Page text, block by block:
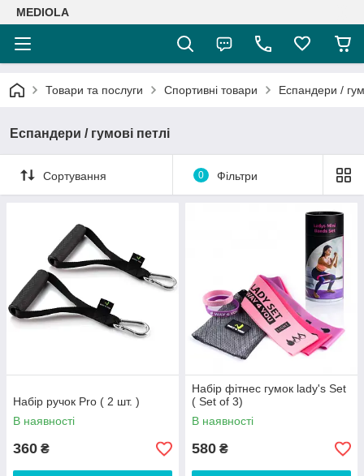
MEDIOLA
Товари та послуги Спортивні товари Еспандери /
Еспандери / гумові петлі
Сортування 0 Фільтри
Набір ручок Pro ( 2 шт. )
В наявності
360 ₴
Набір фітнес гумок lady's Set
( Set of 3)
В наявності
580 ₴